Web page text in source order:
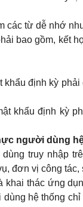
các từ dễ nhớ
bao gồm, kết
định kỳ
khẩu định kỳ
người dùng
truy nhập
đơn vị công tác,
khai thác ứng
hệ thống